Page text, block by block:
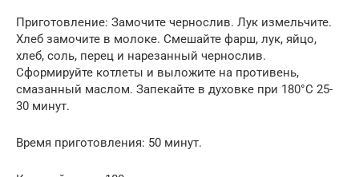
Приготовление: Замочите чернослив. Лук измельчите.
Хлеб замочите в молоке. Смешайте фарш, лук, яйцо,
хлеб, соль, перец и нарезанный чернослив.
Сформируйте котлеты и выложите на противень,
смазанный маслом. Запекайте в духовке при 180°C 25-
30 минут.
Время приготовления: 50 минут.